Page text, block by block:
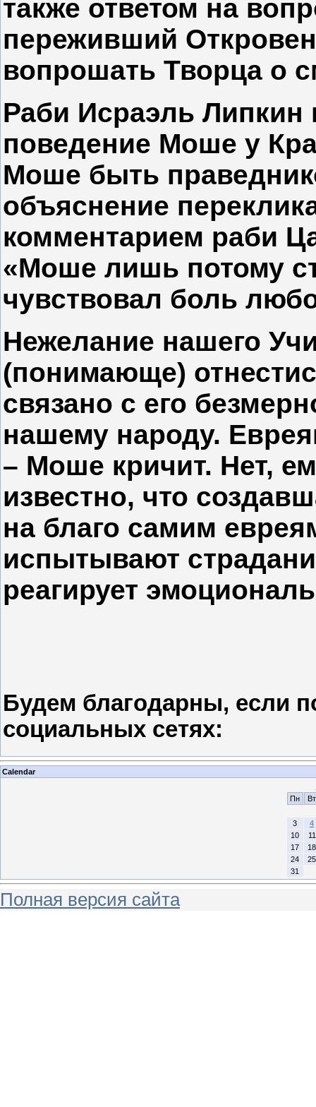
также ответом на
переживший
вопрошать Творца о
Раби Исраэль Липкин
поведение Моше у
Моше быть
объяснение
комментарием раби
«Моше лишь потому
чувствовал боль
Нежелание нашего
(понимающе)
связано с его
нашему народу.
– Моше кричит. Нет,
известно, что
на благо самим
испытывают
реагирует
Будем благодарны, если
социальных сетях:
Calendar
Пн
Вт
3
4
10
11
17
18
24
25
31
Полная версия сайта